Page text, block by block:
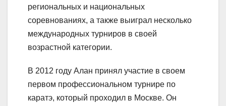
региональных и национальных
соревнованиях, а также выиграл несколько
международных турниров в своей
возрастной категории.
В 2012 году Алан принял участие в своем
первом профессиональном турнире по
каратэ, который проходил в Москве. Он